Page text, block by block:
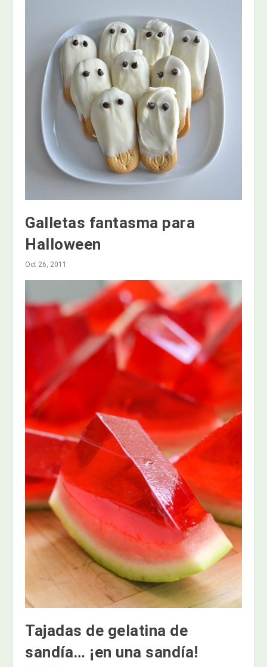
Galletas fantasma para
Halloween
Oct 26, 2011
Tajadas de gelatina de
sandía… ¡en una sandía!